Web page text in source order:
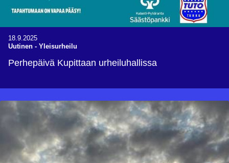
18.9.2025
Uutinen - Yleisurheilu
Perhepäivä Kupittaan urheiluhallissa